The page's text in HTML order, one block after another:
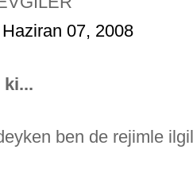
07, 2008
ki...
ben de rejimle